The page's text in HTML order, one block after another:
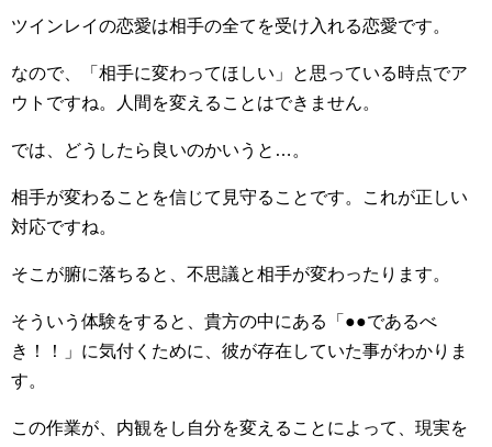
ツインレイの恋愛は相手の全てを受け入れる恋愛です。
なので、「相手に変わってほしい」と思っている時点でア
ウトですね。人間を変えることはできません。
では、どうしたら良いのかいうと…。
相手が変わることを信じて見守ることです。これが正しい
対応ですね。
そこが腑に落ちると、不思議と相手が変わったります。
そういう体験をすると、貴方の中にある「●●であるべ
き！！」に気付くために、彼が存在していた事がわかりま
す。
この作業が、内観をし自分を変えることによって、現実を